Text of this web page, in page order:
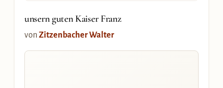
unsern guten Kaiser Franz
von Zitzenbacher Walter